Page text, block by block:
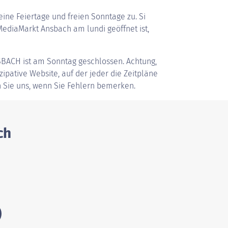
Feiertage und freien Sonntage zu. Si
Ansbach am lundi geöffnet ist,
ist am Sonntag geschlossen. Achtung,
Website, auf der jeder die Zeitpläne
uns, wenn Sie Fehlern bemerken.